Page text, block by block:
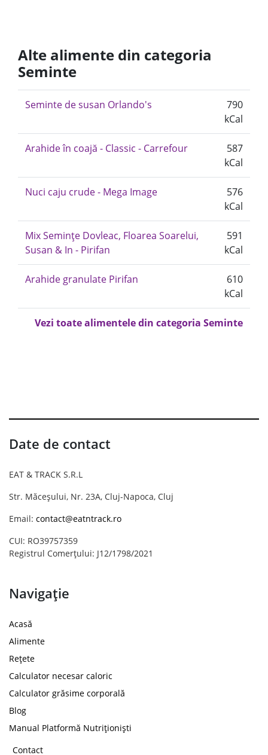
Alte alimente din categoria
Seminte
Seminte de susan Orlando's
790
kCal
Arahide în coajă - Classic - Carrefour
587
kCal
Nuci caju crude - Mega Image
576
kCal
Mix Semințe Dovleac, Floarea Soarelui,
Susan & In - Pirifan
591
kCal
Arahide granulate Pirifan
610
kCal
Vezi toate alimentele din categoria Seminte
Date de contact
EAT & TRACK S.R.L
Str. Măceșului, Nr. 23A, Cluj-Napoca, Cluj
Email: contact@eatntrack.ro
CUI: RO39757359
Registrul Comerțului: J12/1798/2021
Navigație
Acasă
Alimente
Rețete
Calculator necesar caloric
Calculator grăsime corporală
Blog
Manual Platformă Nutriționiști
Contact